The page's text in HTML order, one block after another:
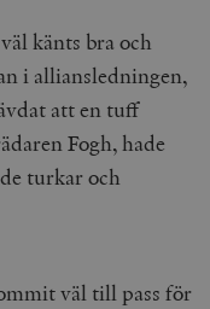
känts bra och
i alliansledningen,
att en tuff
Fogh, hade
turkar och
väl till pass för